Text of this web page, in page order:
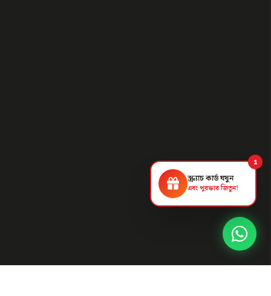
1
স্ক্র্যাচ কার্ড ঘষুন
এবং পুরস্কার জিতুন!